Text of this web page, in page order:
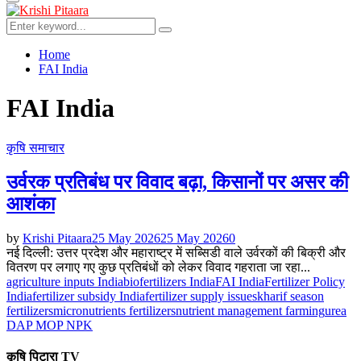
Primary
Menu
Search
for:
Search
Home
FAI India
FAI India
कृषि समाचार
उर्वरक प्रतिबंध पर विवाद बढ़ा, किसानों पर असर की
आशंका
by Krishi Pitaara25 May 202625 May 20260
नई दिल्ली: उत्तर प्रदेश और महाराष्ट्र में सब्सिडी वाले उर्वरकों की बिक्री और
वितरण पर लगाए गए कुछ प्रतिबंधों को लेकर विवाद गहराता जा रहा...
agriculture inputs Indiabiofertilizers IndiaFAI IndiaFertilizer Policy
Indiafertilizer subsidy Indiafertilizer supply issueskharif season
fertilizersmicronutrients fertilizersnutrient management farmingurea
DAP MOP NPK
कृषि पिटारा TV